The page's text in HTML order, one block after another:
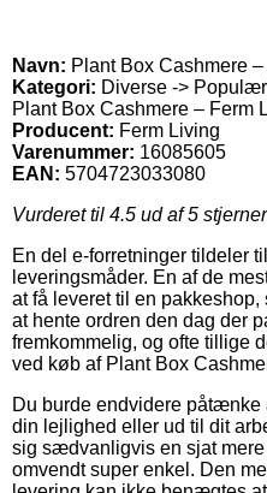
Navn: Plant Box Cashmere
Kategori: Diverse ->
Plant Box Cashmere – Ferm
Producent: Ferm Living
Varenummer: 16085605
EAN: 5704723033080
Vurderet til 4.5 ud af 5
En del e-forretninger tildeler
leveringsmåder. En af de
at få leveret til en
at hente ordren den dag der
fremkommelig, og ofte tillige
ved køb af Plant Box
Du burde endvidere påtænke
din lejlighed eller ud til dit
sig sædvanligvis en sjat
omvendt super enkel. Den